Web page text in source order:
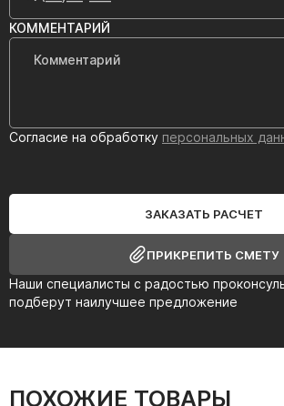
Наши специалисты с радостью
подберут наилучшее предложение
КОММЕНТАРИЙ
Согласие на обработку персональных
ЗАКАЗАТЬ РАСЧЕТ
ПРИКРЕПИТЬ СМЕТУ
ПОХОЖИЕ ТОВАРЫ